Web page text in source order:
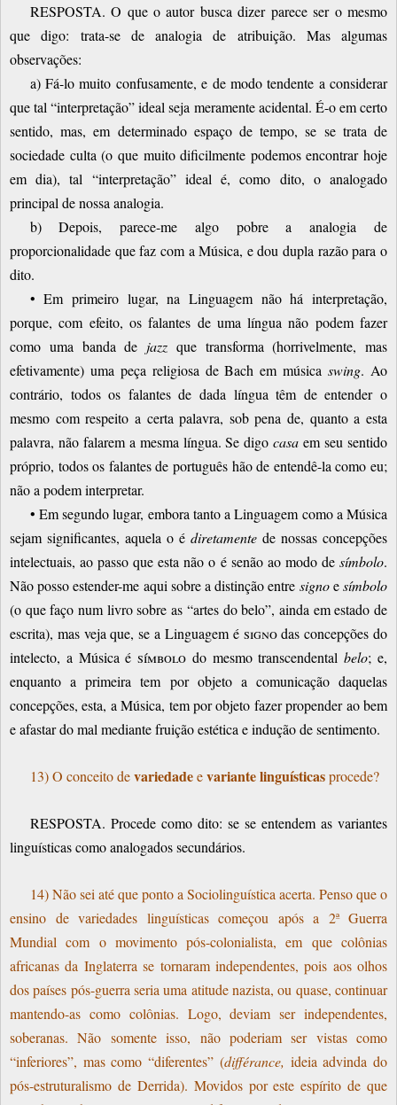
RESPOSTA. O que o autor busca dizer parece ser o mesmo
que digo: trata-se de analogia de atribuição. Mas algumas
observações:
a) Fá-lo muito confusamente, e de modo tendente a considerar
que tal “interpretação” ideal seja meramente acidental. É-o em certo
sentido, mas, em determinado espaço de tempo, se se trata de
sociedade culta (o que muito dificilmente podemos encontrar hoje
em dia), tal “interpretação” ideal é, como dito, o analogado
principal de nossa analogia.
b) Depois, parece-me algo pobre a analogia de
proporcionalidade que faz com a Música, e dou dupla razão para o
dito.
• Em primeiro lugar, na Linguagem não há interpretação,
porque, com efeito, os falantes de uma língua não podem fazer
como uma banda de jazz que transforma (horrivelmente, mas
efetivamente) uma peça religiosa de Bach em músicaswing. Ao
contrário, todos os falantes de dada língua têm de entender o
mesmo com respeito a certa palavra, sob pena de, quanto a esta
palavra, não falarem a mesma língua. Se digocasa em seu sentido
próprio, todos os falantes de português hão de entendê-la como eu;
não a podem interpretar.
• Em segundo lugar, embora tanto a Linguagem como a Música
sejam significantes, aquela o é diretamente de nossas concepções
intelectuais, ao passo que esta não o é senão ao modo de símbolo.
Não posso estender-me aqui sobre a distinção entre signoesímbolo
(o que faço num livro sobre as “artes do belo”, ainda em estado de
escrita), mas veja que, se a Linguagem é signodas concepções do
intelecto, a Música ésímbolo do mesmo transcendentalbelo; e,
enquanto a primeira tem por objeto a comunicação daquelas
concepções, esta, a Música, tem por objeto fazer propender ao bem
e afastar do mal mediante fruição estética e indução de sentimento.
13) O conceito devariedadeevariante linguísticasprocede?
RESPOSTA. Procede como dito: se se entendem as variantes
linguísticas como analogados secundários.
14) Não sei até que ponto a Sociolinguística acerta. Penso que o
ensino de variedades linguísticas começou após a 2ª Guerra
Mundial com o movimento pós-colonialista, em que colônias
africanas da Inglaterra se tornaram independentes, pois aos olhos
dos países pós-guerra seria uma atitude nazista, ou quase, continuar
mantendo-as como colônias. Logo, deviam ser independentes,
soberanas. Não somente isso, não poderiam ser vistas como
“inferiores”, mas como “diferentes” (différance, ideia advinda do
pós-estruturalismo de Derrida). Movidos por este espírito de que